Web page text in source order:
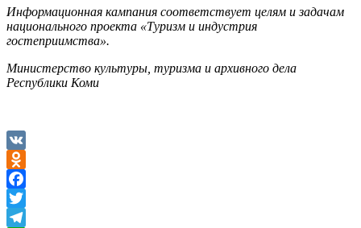
Информационная кампания соответствует целям и задачам
национального проекта «Туризм и индустрия
гостеприимства».
Министерство культуры, туризма и архивного дела
Республики Коми
VK
Odnoklassniki
Facebook
Twitter